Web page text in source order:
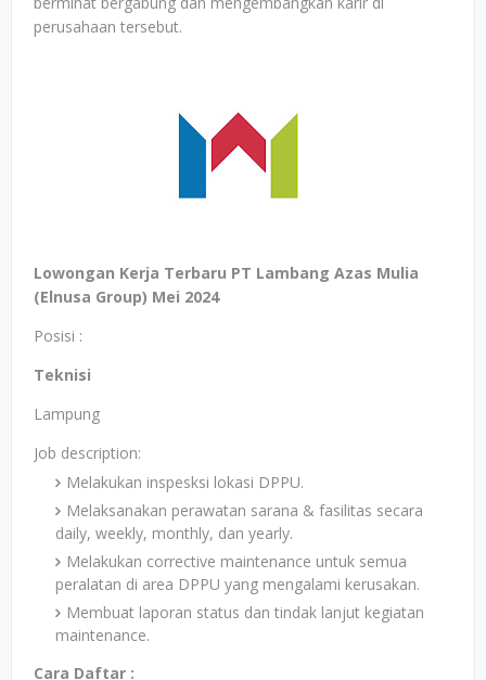
perusahaan tersebut.
Lowongan Kerja Terbaru PT Lambang Azas Mulia
(Elnusa Group) Mei 2024
Posisi :
Teknisi
Lampung
Job description:
Melakukan inspesksi lokasi DPPU.
Melaksanakan perawatan sarana & fasilitas secara
daily, weekly, monthly, dan yearly.
Melakukan corrective maintenance untuk semua
peralatan di area DPPU yang mengalami kerusakan.
Membuat laporan status dan tindak lanjut kegiatan
maintenance.
Cara Daftar :